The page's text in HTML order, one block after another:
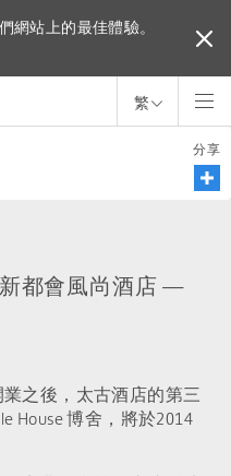
網站上的最佳體驗。
網站上的最佳體驗。
繁
分享
都會風尚酒店 —
之後，太古酒店的第三
House 博舍，將於2014